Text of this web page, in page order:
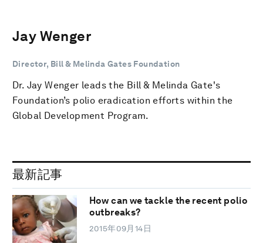
Jay Wenger
Director, Bill & Melinda Gates Foundation
Dr. Jay Wenger leads the Bill & Melinda Gate's
Foundation’s polio eradication efforts within the
Global Development Program.
最新記事
How can we tackle the recent polio
outbreaks?
2015年09月14日